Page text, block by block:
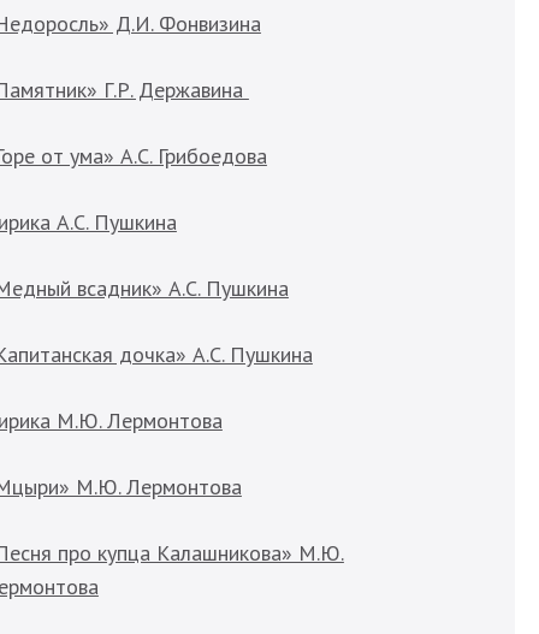
Д.И. Фонвизина
Г.Р. Державина
от ума» А.С. Грибоедова
А.С. Пушкина
всадник» А.С. Пушкина
дочка» А.С. Пушкина
М.Ю. Лермонтова
М.Ю. Лермонтова
про купца Калашникова» М.Ю.